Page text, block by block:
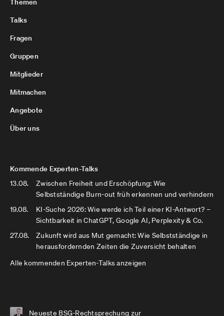
Themen
Talks
Fragen
Gruppen
Mitglieder
Mitmachen
Angebote
Über uns
Kommende Experten-Talks
13.08.
Zwischen Freiheit und Erschöpfung: Wie
Selbstständige Burn-out früh erkennen und verhindern
19.08.
KI-Suche 2026: Wie werde ich Teil einer KI-Antwort? –
Sichtbarkeit in ChatGPT, Google AI, Perplexity & Co.
27.08.
Zukunft wird aus Mut gemacht: Wie Selbstständige in
herausfordernden Zeiten die Zuversicht behalten
Alle kommenden Experten-Talks anzeigen
Neueste BSG-Rechtsprechung zur